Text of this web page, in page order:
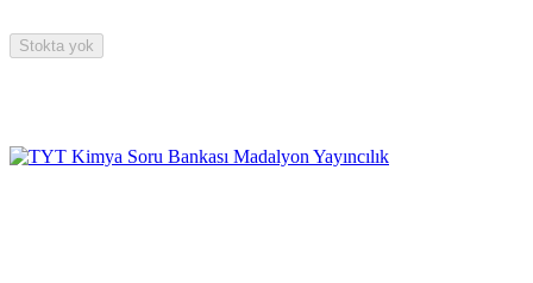
Stokta yok